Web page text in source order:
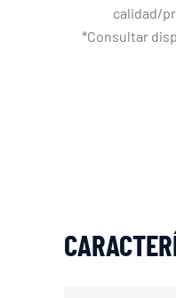
calidad/
*Consultar